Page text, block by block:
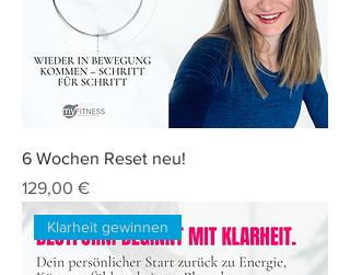
6 Wochen Reset neu!
Preis
129,00 €
Klarheit gewinnen